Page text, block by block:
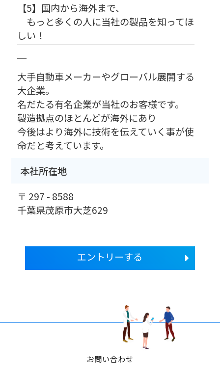
【5】国内から海外まで、
もっと多くの人に当社の製品を知ってほ
しい！
￣￣￣￣￣￣￣￣￣￣￣￣￣￣￣￣￣￣￣
￣
大手自動車メーカーやグローバル展開する
大企業。
名だたる有名企業が当社のお客様です。
製造拠点のほとんどが海外にあり
今後はより海外に技術を伝えていく事が使
命だと考えています。
本社所在地
〒 297 - 8588
千葉県茂原市大芝629
エントリーする
お問い合わせ